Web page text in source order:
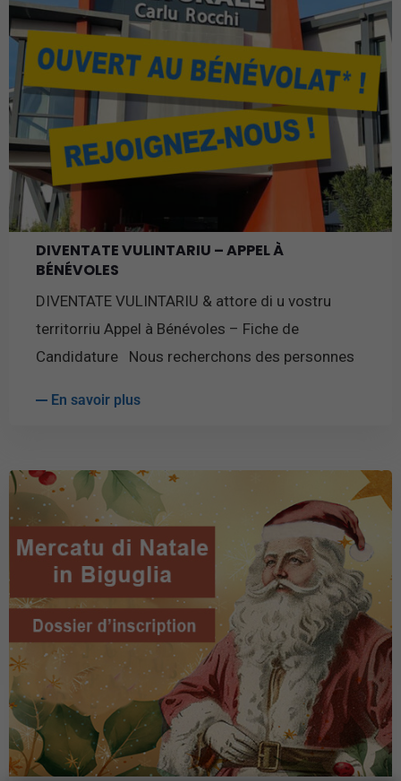
DIVENTATE VULINTARIU – APPEL À
BÉNÉVOLES
DIVENTATE VULINTARIU & attore di u vostru
territorriu Appel à Bénévoles – Fiche de
Candidature Nous recherchons des personnes
En savoir plus